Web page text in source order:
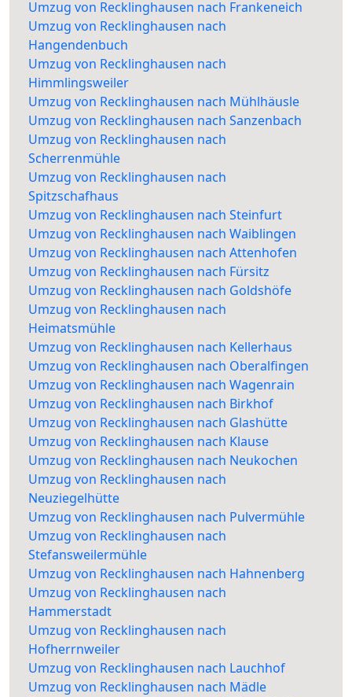
Umzug von Recklinghausen nach Frankeneich
Umzug von Recklinghausen nach
Hangendenbuch
Umzug von Recklinghausen nach
Himmlingsweiler
Umzug von Recklinghausen nach Mühlhäusle
Umzug von Recklinghausen nach Sanzenbach
Umzug von Recklinghausen nach
Scherrenmühle
Umzug von Recklinghausen nach
Spitzschafhaus
Umzug von Recklinghausen nach Steinfurt
Umzug von Recklinghausen nach Waiblingen
Umzug von Recklinghausen nach Attenhofen
Umzug von Recklinghausen nach Fürsitz
Umzug von Recklinghausen nach Goldshöfe
Umzug von Recklinghausen nach
Heimatsmühle
Umzug von Recklinghausen nach Kellerhaus
Umzug von Recklinghausen nach Oberalfingen
Umzug von Recklinghausen nach Wagenrain
Umzug von Recklinghausen nach Birkhof
Umzug von Recklinghausen nach Glashütte
Umzug von Recklinghausen nach Klause
Umzug von Recklinghausen nach Neukochen
Umzug von Recklinghausen nach
Neuziegelhütte
Umzug von Recklinghausen nach Pulvermühle
Umzug von Recklinghausen nach
Stefansweilermühle
Umzug von Recklinghausen nach Hahnenberg
Umzug von Recklinghausen nach
Hammerstadt
Umzug von Recklinghausen nach
Hofherrnweiler
Umzug von Recklinghausen nach Lauchhof
Umzug von Recklinghausen nach Mädle